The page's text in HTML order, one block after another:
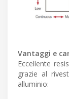
Vantaggi e
Eccellente
grazie al
alluminio: